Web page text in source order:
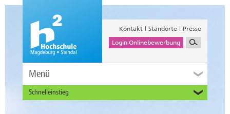
Kontakt Standorte
Presse
Login Onlinebewerbung
Menü
Schnelleinstieg